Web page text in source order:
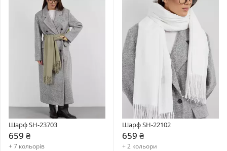
Шарф SH-23703
659 ₴
+ 7 кольорів
Шарф SH-22102
659 ₴
+ 2 кольори